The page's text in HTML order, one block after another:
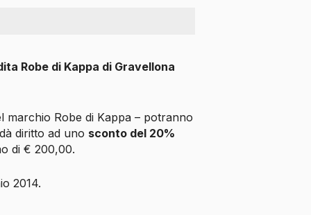
Robe di Kappa di Gravellona
marchio Robe di Kappa – potranno
diritto ad uno sconto del 20%
di € 200,00.
2014.